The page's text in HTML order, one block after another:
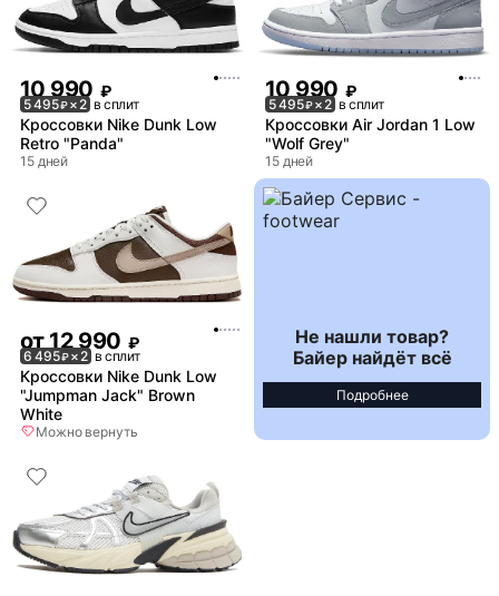
10 990 ₽
5 495₽× 2 в сплит
Кроссовки Nike Dunk Low
Retro "Panda"
15 дней
10 990 ₽
5 495₽× 2 в сплит
Кроссовки Air Jordan 1 Low
"Wolf Grey"
15 дней
от 12 990 ₽
6 495₽× 2 в сплит
Кроссовки Nike Dunk Low
"Jumpman Jack" Brown
White
Можно вернуть
Не нашли товар?
Байер найдёт всё
Подробнее